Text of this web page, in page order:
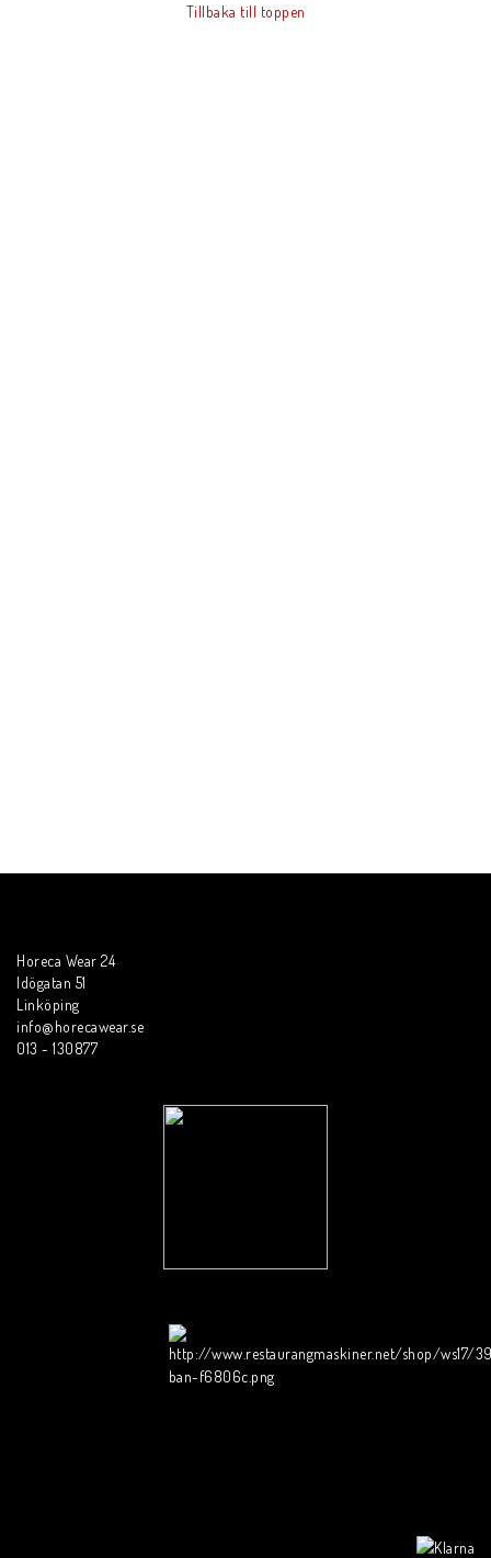
Tillbaka till toppen
Horeca Wear 24
Idögatan 51
Linköping
info@horecawear.se
013 - 130877